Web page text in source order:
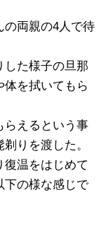
の両親の4人で待
した様子の旦那
体を拭いてもら
らえるという事
りを渡した。
温をはじめて
下の様な感じで